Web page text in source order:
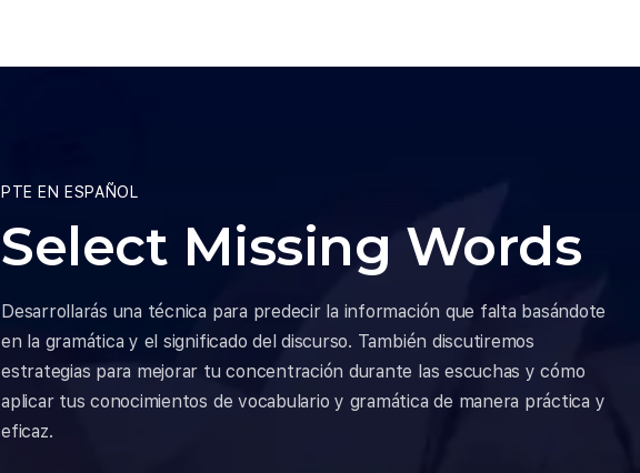
PTE EN ESPAÑOL
Select Missing Words
Desarrollarás una técnica para predecir la información que falta basándote
en la gramática y el significado del discurso. También discutiremos
estrategias para mejorar tu concentración durante las escuchas y cómo
aplicar tus conocimientos de vocabulario y gramática de manera práctica y
eficaz.